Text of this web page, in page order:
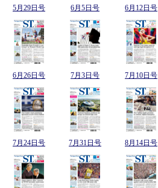
5月29日号 6月5日号 6月12日号
6月26日号 7月3日号 7月10日号
7月24日号 7月31日号 8月14日号